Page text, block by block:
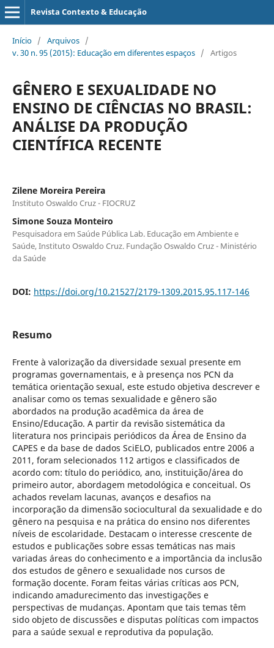
Revista Contexto & Educação
Início / Arquivos /
v. 30 n. 95 (2015): Educação em diferentes espaços / Artigos
GÊNERO E SEXUALIDADE NO
ENSINO DE CIÊNCIAS NO BRASIL:
ANÁLISE DA PRODUÇÃO
CIENTÍFICA RECENTE
Zilene Moreira Pereira
Instituto Oswaldo Cruz - FIOCRUZ
Simone Souza Monteiro
Pesquisadora em Saúde Pública Lab. Educação em Ambiente e
Saúde, Instituto Oswaldo Cruz. Fundação Oswaldo Cruz - Ministério
da Saúde
DOI: https://doi.org/10.21527/2179-1309.2015.95.117-146
Resumo
Frente à valorização da diversidade sexual presente em
programas governamentais, e à presença nos PCN da
temática orientação sexual, este estudo objetiva descrever e
analisar como os temas sexualidade e gênero são
abordados na produção acadêmica da área de
Ensino/Educação. A partir da revisão sistemática da
literatura nos principais periódicos da Área de Ensino da
CAPES e da base de dados SciELO, publicados entre 2006 a
2011, foram selecionados 112 artigos e classificados de
acordo com: título do periódico, ano, instituição/área do
primeiro autor, abordagem metodológica e conceitual. Os
achados revelam lacunas, avanços e desafios na
incorporação da dimensão sociocultural da sexualidade e do
gênero na pesquisa e na prática do ensino nos diferentes
níveis de escolaridade. Destacam o interesse crescente de
estudos e publicações sobre essas temáticas nas mais
variadas áreas do conhecimento e a importância da inclusão
dos estudos de gênero e sexualidade nos cursos de
formação docente. Foram feitas várias críticas aos PCN,
indicando amadurecimento das investigações e
perspectivas de mudanças. Apontam que tais temas têm
sido objeto de discussões e disputas políticas com impactos
para a saúde sexual e reprodutiva da população.